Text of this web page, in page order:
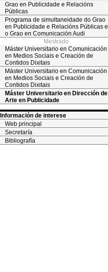
Grao en Publicidade e Relacións
Públicas
Programa de simultaneidade do Grao
en Publicidade e Relacións Públicas e
o Grao en Comunicación Audi
Mestrado
Máster Universitario en Comunicación
en Medios Sociais e Creación de
Contidos Dixitais
Máster Universitario en Comunicación
en Medios Sociais e Creación de
Contidos Dixitais
Máster Universitario en Dirección de
Arte en Publicidade
Información de interese
Web principal
Secretaría
Bibliografía